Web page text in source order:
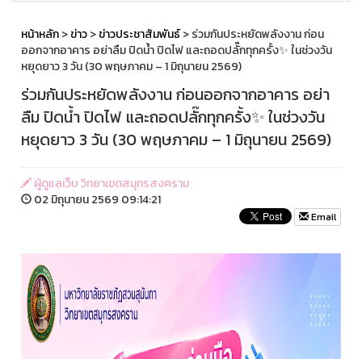
หน้าหลัก>ข่าว>ข่าวประชาสัมพันธ์> ร่วมกันประหยัดพลังงาน ก่อน
ออกจากอาคาร อย่าลืม ปิดน้ำ ปิดไฟ และถอดปลั๊กทุกครั้ง✨ ในช่วงวัน
หยุดยาว 3 วัน (30 พฤษภาคม – 1 มิถุนายน 2569)
ร่วมกันประหยัดพลังงาน ก่อนออกจากอาคาร อย่า
ลืม ปิดน้ำ ปิดไฟ และถอดปลั๊กทุกครั้ง✨ ในช่วงวัน
หยุดยาว 3 วัน (30 พฤษภาคม – 1 มิถุนายน 2569)
ผู้ดูแลเว็บ วิทยาเขตสมุทรสงคราม
02 มิถุนายน 2569 09:14:21
Email